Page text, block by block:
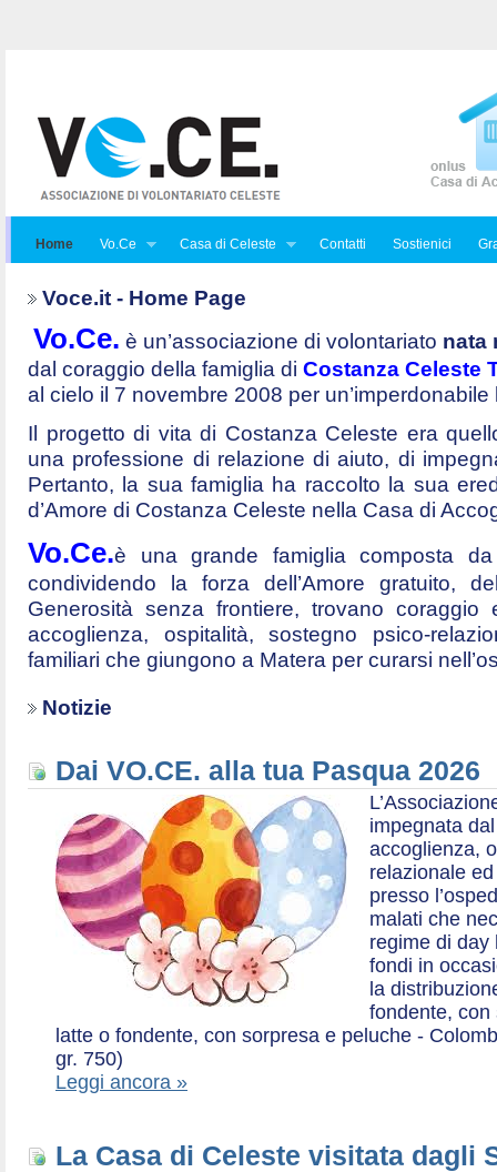
Home Vo.Ce Casa di Celeste Contatti Sostienici
Voce.it - Home Page
Vo.Ce. è un’associazione di volontariato nata
dal coraggio della famiglia di Costanza Celeste
al cielo il 7 novembre 2008 per
Il progetto di vita di Costanza Celeste era
una professione di relazione di aiuto, di
Pertanto, la sua famiglia ha raccolto la sua
d’Amore di Costanza Celeste nella Casa di
Vo.Ce.è una grande famiglia composta
condividendo la forza dell’Amore gratuito,
Generosità senza frontiere, trovano
accoglienza, ospitalità, sostegno psico-
familiari che giungono a Matera per curarsi
Notizie
Dai VO.CE. alla tua Pasqua 2026
impegnata
accoglienza,
relazionale
presso
malati che
regime di day
fondi in
la
fondente, con
latte o fondente, con sorpresa e peluche -
gr. 750)
Leggi ancora »
La Casa di Celeste visitata dagli